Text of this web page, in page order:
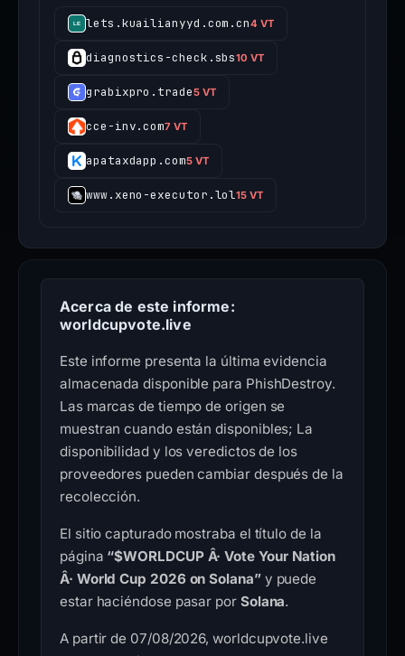
lets.kuailianyyd.com.cn4 VT
diagnostics-check.sbs10 VT
grabixpro.trade5 VT
cce-inv.com7 VT
apataxdapp.com5 VT
www.xeno-executor.lol15 VT
Acerca de este informe:
worldcupvote.live
Este informe presenta la última evidencia
almacenada disponible para PhishDestroy.
Las marcas de tiempo de origen se
muestran cuando están disponibles; La
disponibilidad y los veredictos de los
proveedores pueden cambiar después de la
recolección.
El sitio capturado mostraba el título de la
página “$WORLDCUP Â· Vote Your Nation
Â· World Cup 2026 on Solana”y puede
estar haciéndose pasar por Solana.
A partir de 07/08/2026, worldcupvote.live